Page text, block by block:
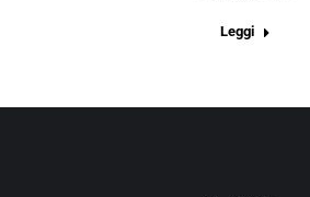
Leggi